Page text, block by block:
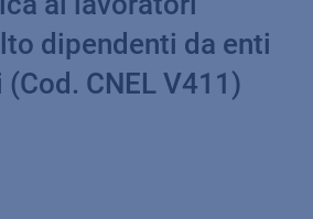
dipendenti da enti
CNEL V411)